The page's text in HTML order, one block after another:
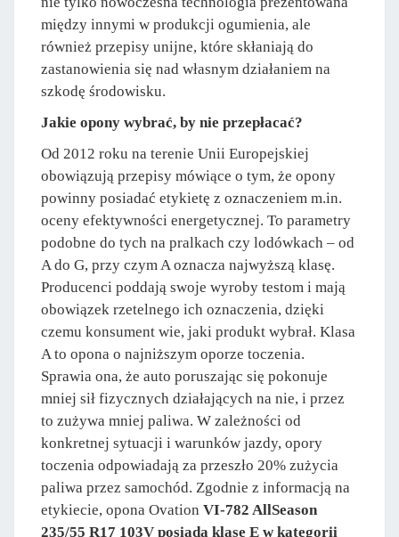
między innymi w produkcji ogumienia, ale
również przepisy unijne, które skłaniają do
zastanowienia się nad własnym działaniem na
szkodę środowisku.
Jakie opony wybrać, by nie przepłacać?
Od 2012 roku na terenie Unii Europejskiej
obowiązują przepisy mówiące o tym, że opony
powinny posiadać etykietę z oznaczeniem m.in.
oceny efektywności energetycznej. To parametry
podobne do tych na pralkach czy lodówkach – od
A do G, przy czym A oznacza najwyższą klasę.
Producenci poddają swoje wyroby testom i mają
obowiązek rzetelnego ich oznaczenia, dzięki
czemu konsument wie, jaki produkt wybrał. Klasa
A to opona o najniższym oporze toczenia.
Sprawia ona, że auto poruszając się pokonuje
mniej sił fizycznych działających na nie, i przez
to zużywa mniej paliwa. W zależności od
konkretnej sytuacji i warunków jazdy, opory
toczenia odpowiadają za przeszło 20% zużycia
paliwa przez samochód. Zgodnie z informacją na
etykiecie, opona Ovation VI-782 AllSeason
235/55 R17 103V posiada klasę E w kategorii